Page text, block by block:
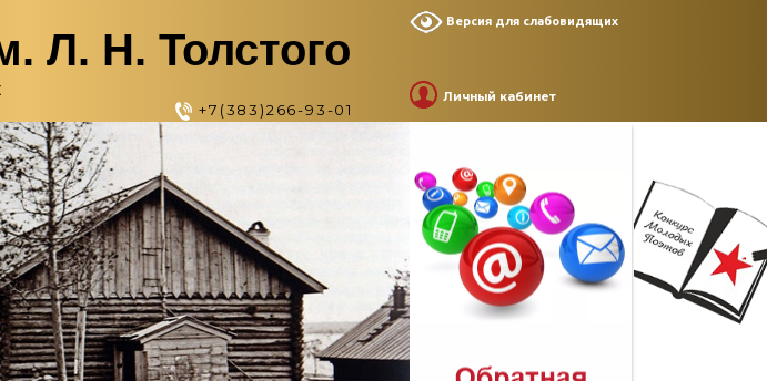
Л. Н. Толстого
+7(383)266-93-01
Версия для слабовидящих
Личный кабинет